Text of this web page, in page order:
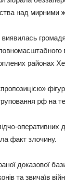
над мирними
районах
рф на
факт злочину.
доказової
та звичаїв